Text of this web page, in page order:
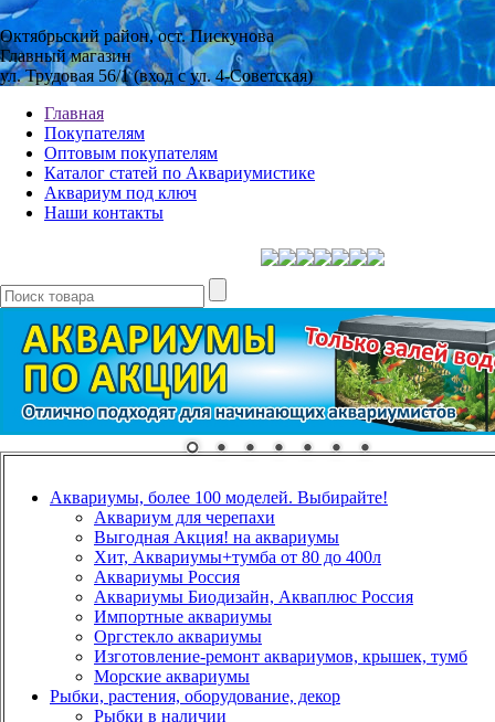
Октябрьский район, ост. Пискунова
Главный магазин
ул. Трудовая 56/1 (вход с ул. 4-Советская)
Главная
Покупателям
Оптовым покупателям
Каталог статей по Аквариумистике
Аквариум под ключ
Наши контакты
Аквариумы, более 100 моделей. Выбирайте!
Аквариум для черепахи
Выгодная Акция! на аквариумы
Хит, Аквариумы+тумба от 80 до 400л
Аквариумы Россия
Аквариумы Биодизайн, Акваплюс Россия
Импортные аквариумы
Оргстекло аквариумы
Изготовление-ремонт аквариумов, крышек, тумб
Морские аквариумы
Рыбки, растения, оборудование, декор
Рыбки в наличии